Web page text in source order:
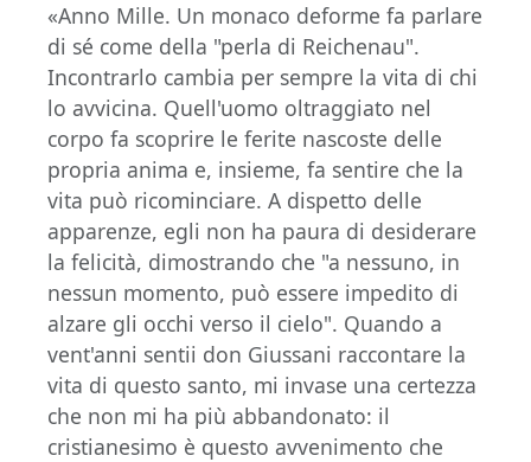
«Anno Mille. Un monaco deforme fa parlare
di sé come della "perla di Reichenau".
Incontrarlo cambia per sempre la vita di chi
lo avvicina. Quell'uomo oltraggiato nel
corpo fa scoprire le ferite nascoste delle
propria anima e, insieme, fa sentire che la
vita può ricominciare. A dispetto delle
apparenze, egli non ha paura di desiderare
la felicità, dimostrando che "a nessuno, in
nessun momento, può essere impedito di
alzare gli occhi verso il cielo". Quando a
vent'anni sentii don Giussani raccontare la
vita di questo santo, mi invase una certezza
che non mi ha più abbandonato: il
cristianesimo è questo avvenimento che